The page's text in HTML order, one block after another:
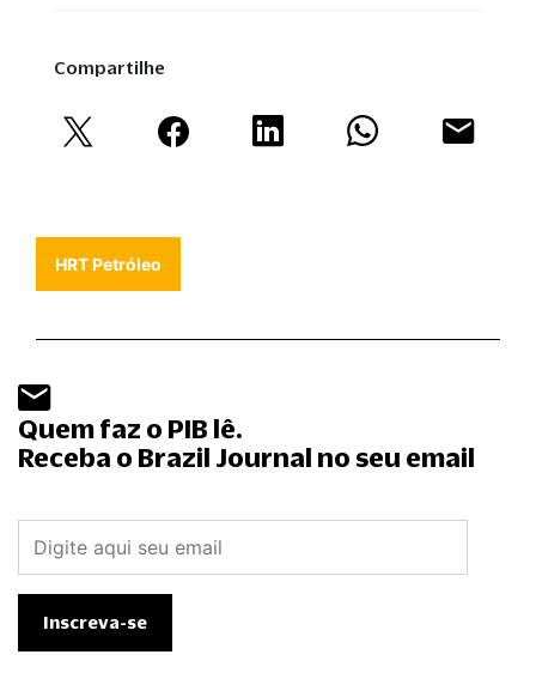
Compartilhe
HRT Petróleo
Quem faz o PIB lê.
Receba o Brazil Journal no seu email